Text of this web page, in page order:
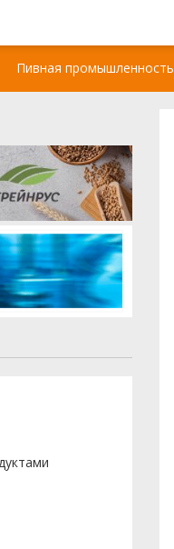
Пивная промышленность